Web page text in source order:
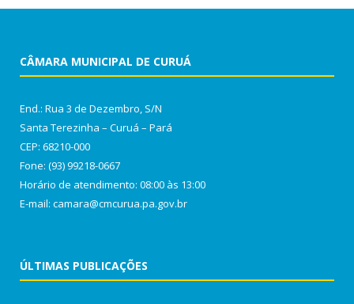
CÂMARA MUNICIPAL DE CURUÁ
End.: Rua 3 de Dezembro, S/N
Santa Terezinha – Curuá – Pará
CEP: 68210-000
Fone: (93) 99218-0667
Horário de atendimento: 08:00 às 13:00
E-mail: camara@cmcurua.pa.gov.br
ÚLTIMAS PUBLICAÇÕES